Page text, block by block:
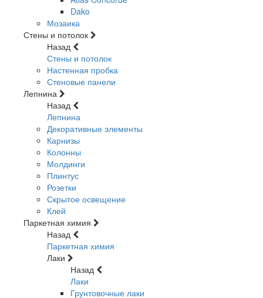
Dako
Мозаика
Стены и потолок
Назад
Стены и потолок
Настенная пробка
Стеновые панели
Лепнина
Назад
Лепнина
Декоративные элементы
Карнизы
Колонны
Молдинги
Плинтус
Розетки
Скрытое освещение
Клей
Паркетная химия
Назад
Паркетная химия
Лаки
Назад
Лаки
Грунтовочные лаки